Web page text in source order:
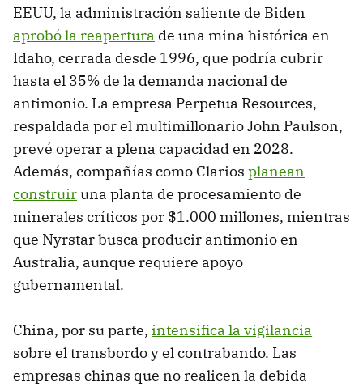
EEUU, la administración saliente de Biden
aprobó la reapertura de una mina histórica en
Idaho, cerrada desde 1996, que podría cubrir
hasta el 35% de la demanda nacional de
antimonio. La empresa Perpetua Resources,
respaldada por el multimillonario John Paulson,
prevé operar a plena capacidad en 2028.
Además, compañías como Clarios planean
construiruna planta de procesamiento de
minerales críticos por $1.000 millones, mientras
que Nyrstar busca producir antimonio en
Australia, aunque requiere apoyo
gubernamental.
China, por su parte, intensifica la vigilancia
sobre el transbordo y el contrabando. Las
empresas chinas que no realicen la debida